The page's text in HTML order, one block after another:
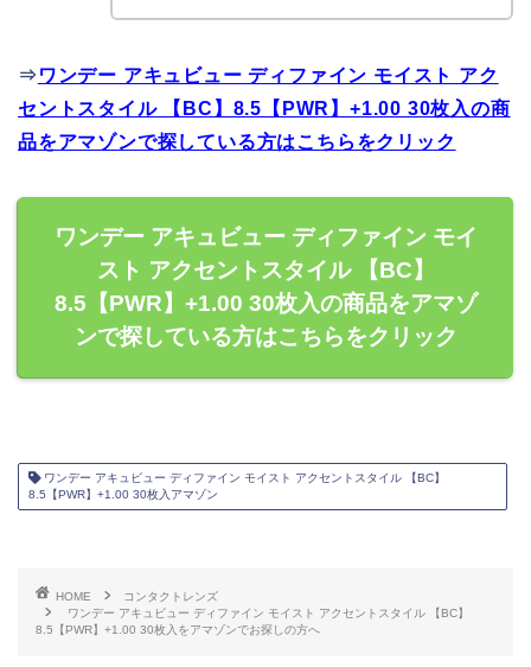
⇒ ワンデー アキュビュー ディファイン モイスト アク
セントスタイル 【BC】8.5【PWR】+1.00 30枚入の商
品をアマゾンで探している方はこちらをクリック
ワンデー アキュビュー ディファイン モイ
スト アクセントスタイル 【BC】
8.5【PWR】+1.00 30枚入の商品をアマゾ
ンで探している方はこちらをクリック
ワンデー アキュビュー ディファイン モイスト アクセントスタイル 【BC】
8.5【PWR】+1.00 30枚入アマゾン
HOME
コンタクトレンズ
ワンデー アキュビュー ディファイン モイスト アクセントスタイル 【BC】
8.5【PWR】+1.00 30枚入をアマゾンでお探しの方へ